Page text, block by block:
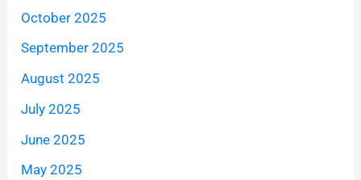
October 2025
September 2025
August 2025
July 2025
June 2025
May 2025